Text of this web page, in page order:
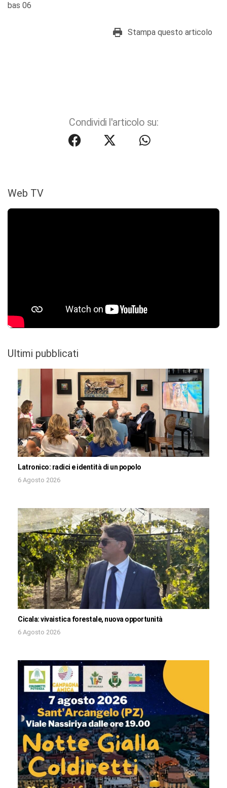
bas 06
Stampa questo articolo
Condividi l'articolo su:
Web TV
Ultimi pubblicati
Latronico: radici e identità di un popolo
6 Agosto 2026
Cicala: vivaistica forestale, nuova opportunità
6 Agosto 2026